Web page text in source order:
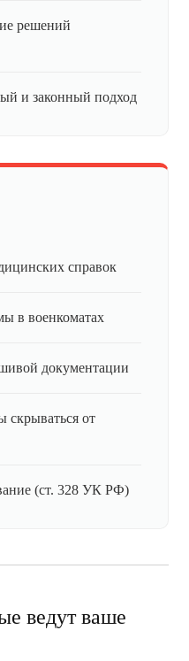
решений
и законный подход
справок
в военкоматах
документации
скрываться от
(ст. 328 УК РФ)
ведут ваше